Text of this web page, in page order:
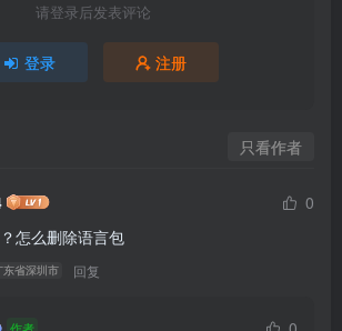
请登录后发表评论
登录 注册
只看作者
0
怎么删除语言包
东省深圳市 回复